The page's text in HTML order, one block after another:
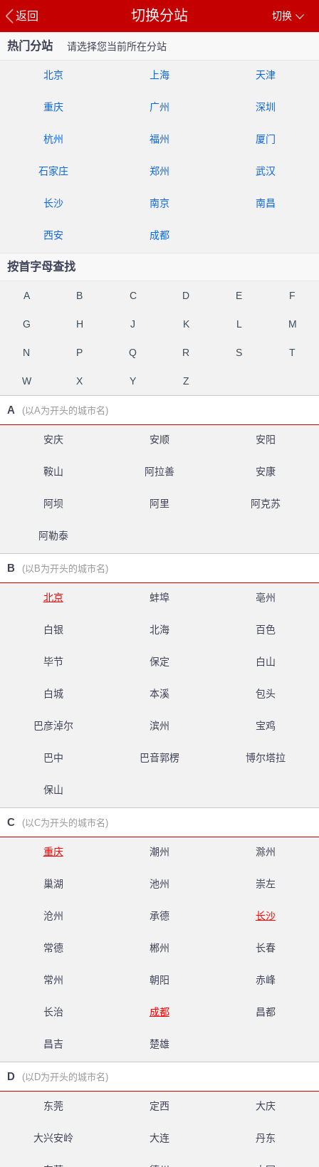
返回 切换
切换分站
热门分站 请选择您当前所在分站
北京 上海 天津
重庆 广州 深圳
杭州 福州 厦门
石家庄 郑州 武汉
长沙 南京 南昌
西安 成都
按首字母查找
A B C D E F
G H J K L M
N P Q R S T
W X Y Z
A (以A为开头的城市名)
安庆 安顺 安阳
鞍山 阿拉善 安康
阿坝 阿里 阿克苏
阿勒泰
B (以B为开头的城市名)
北京 蚌埠 亳州
白银 北海 百色
毕节 保定 白山
白城 本溪 包头
巴彦淖尔 滨州 宝鸡
巴中 巴音郭楞 博尔塔拉
保山
C (以C为开头的城市名)
重庆 潮州 滁州
巢湖 池州 崇左
沧州 承德 长沙
常德 郴州 长春
常州 朝阳 赤峰
长治 成都 昌都
昌吉 楚雄
D (以D为开头的城市名)
东莞 定西 大庆
大兴安岭 大连 丹东